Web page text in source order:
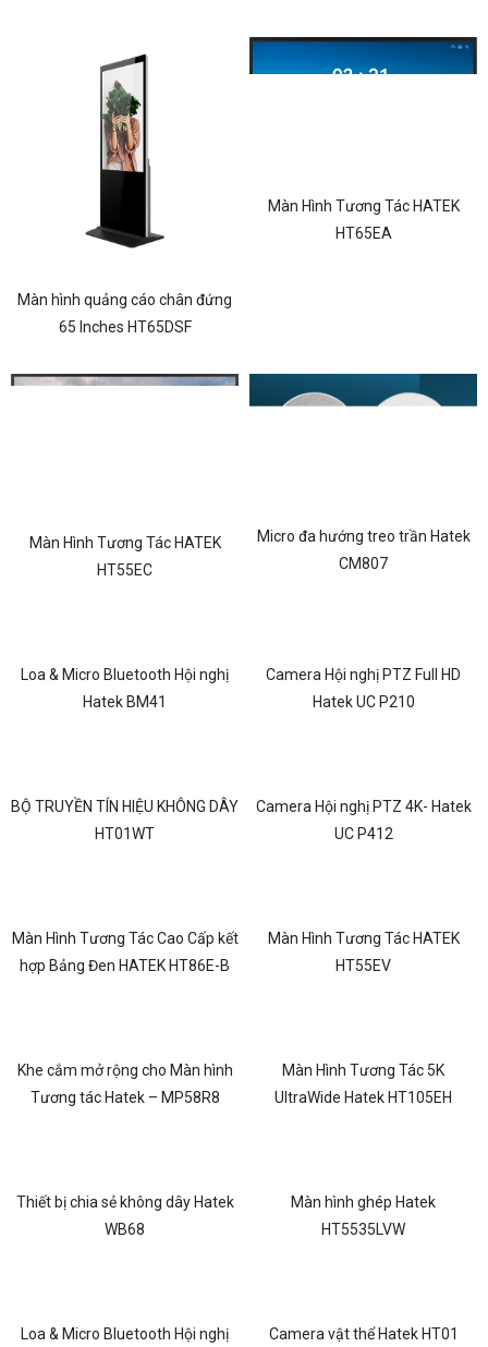
Màn hình quảng cáo chân đứng
65 Inches HT65DSF
Màn Hình Tương Tác HATEK
HT65EA
Màn Hình Tương Tác HATEK
HT55EC
Micro đa hướng treo trần Hatek
CM807
Loa & Micro Bluetooth Hội nghị
Hatek BM41
Camera Hội nghị PTZ Full HD
Hatek UC P210
BỘ TRUYỀN TÍN HIỆU KHÔNG DÂY
HT01WT
Camera Hội nghị PTZ 4K- Hatek
UC P412
Màn Hình Tương Tác Cao Cấp kết
hợp Bảng Đen HATEK HT86E-B
Màn Hình Tương Tác HATEK
HT55EV
Khe cắm mở rộng cho Màn hình
Tương tác Hatek – MP58R8
Màn Hình Tương Tác 5K
UltraWide Hatek HT105EH
Thiết bị chia sẻ không dây Hatek
WB68
Màn hình ghép Hatek
HT5535LVW
Loa & Micro Bluetooth Hội nghị
Camera vật thể Hatek HT01